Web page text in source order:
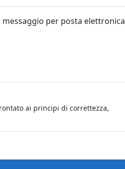
per posta elettronica